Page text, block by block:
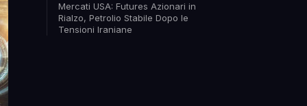
Mercati USA: Futures Azionari in
Rialzo, Petrolio Stabile Dopo le
Tensioni Iraniane